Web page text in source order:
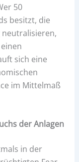
50
besitzt, die
neutralisieren,
sich eine
im Mittelmaß
der Anlagen
in der